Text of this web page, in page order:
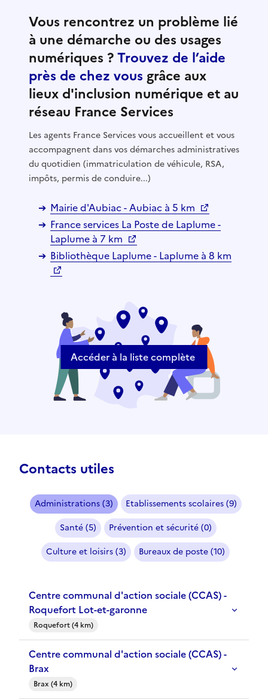
Vous rencontrez un problème lié
à une démarche ou des usages
numériques ?Trouvez de l’aide
près de chez vous grâce aux
lieux d'inclusion numérique et au
réseau France Services
Les agents France Services vous accueillent et vous
accompagnent dans vos démarches administratives
du quotidien (immatriculation de véhicule, RSA,
impôts, permis de conduire...)
Mairie d'Aubiac - Aubiac à 5 km
France services La Poste de Laplume -
Laplume à 7 km
Bibliothèque Laplume - Laplume à 8 km
Accéder à la liste complète
Contacts utiles
Administrations (3)
Etablissements scolaires (9)
Santé (5)
Prévention et sécurité (0)
Culture et loisirs (3)
Bureaux de poste (10)
Centre communal d'action sociale (CCAS) -
Roquefort Lot-et-garonne
Roquefort (4 km)
Centre communal d'action sociale (CCAS) -
Brax
Brax (4 km)